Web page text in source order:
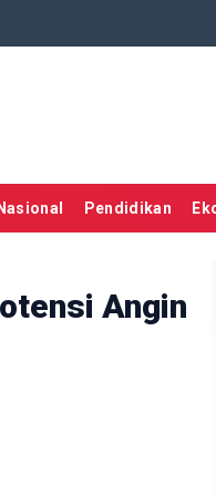
Nasional Pendidikan
Angin